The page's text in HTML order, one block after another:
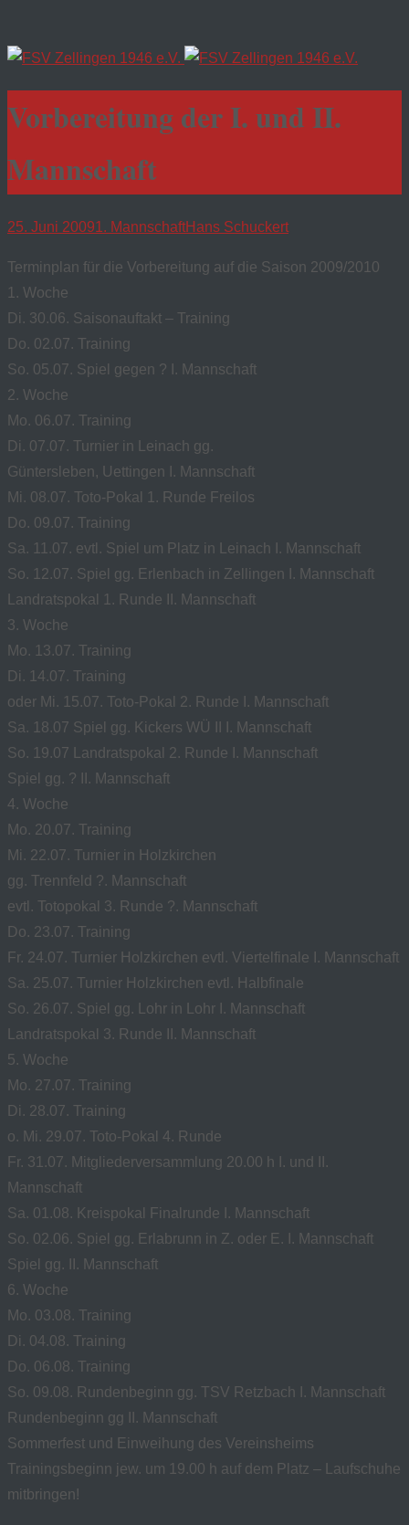
Vorbereitung der I. und II.
Mannschaft
25. Juni 20091. MannschaftHans Schuckert
Terminplan für die Vorbereitung auf die Saison 2009/2010
1. Woche
Di. 30.06. Saisonauftakt – Training
Do. 02.07. Training
So. 05.07. Spiel gegen ? I. Mannschaft
2. Woche
Mo. 06.07. Training
Di. 07.07. Turnier in Leinach gg.
Güntersleben, Uettingen I. Mannschaft
Mi. 08.07. Toto-Pokal 1. Runde Freilos
Do. 09.07. Training
Sa. 11.07. evtl. Spiel um Platz in Leinach I. Mannschaft
So. 12.07. Spiel gg. Erlenbach in Zellingen I. Mannschaft
Landratspokal 1. Runde II. Mannschaft
3. Woche
Mo. 13.07. Training
Di. 14.07. Training
oder Mi. 15.07. Toto-Pokal 2. Runde I. Mannschaft
Sa. 18.07 Spiel gg. Kickers WÜ II I. Mannschaft
So. 19.07 Landratspokal 2. Runde I. Mannschaft
Spiel gg. ? II. Mannschaft
4. Woche
Mo. 20.07. Training
Mi. 22.07. Turnier in Holzkirchen
gg. Trennfeld ?. Mannschaft
evtl. Totopokal 3. Runde ?. Mannschaft
Do. 23.07. Training
Fr. 24.07. Turnier Holzkirchen evtl. Viertelfinale I. Mannschaft
Sa. 25.07. Turnier Holzkirchen evtl. Halbfinale
So. 26.07. Spiel gg. Lohr in Lohr I. Mannschaft
Landratspokal 3. Runde II. Mannschaft
5. Woche
Mo. 27.07. Training
Di. 28.07. Training
o. Mi. 29.07. Toto-Pokal 4. Runde
Fr. 31.07. Mitgliederversammlung 20.00 h I. und II.
Mannschaft
Sa. 01.08. Kreispokal Finalrunde I. Mannschaft
So. 02.06. Spiel gg. Erlabrunn in Z. oder E. I. Mannschaft
Spiel gg. II. Mannschaft
6. Woche
Mo. 03.08. Training
Di. 04.08. Training
Do. 06.08. Training
So. 09.08. Rundenbeginn gg. TSV Retzbach I. Mannschaft
Rundenbeginn gg II. Mannschaft
Sommerfest und Einweihung des Vereinsheims
Trainingsbeginn jew. um 19.00 h auf dem Platz – Laufschuhe
mitbringen!